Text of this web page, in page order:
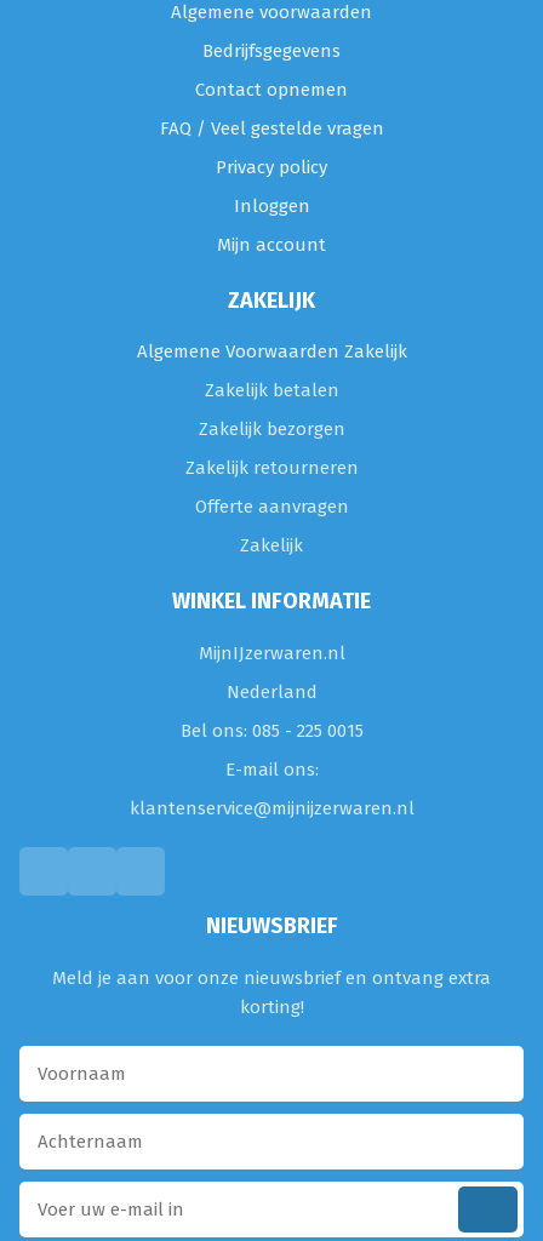
Algemene voorwaarden
Bedrijfsgegevens
Contact opnemen
FAQ / Veel gestelde vragen
Privacy policy
Inloggen
Mijn account
ZAKELIJK
Algemene Voorwaarden Zakelijk
Zakelijk betalen
Zakelijk bezorgen
Zakelijk retourneren
Offerte aanvragen
Zakelijk
WINKEL INFORMATIE
MijnIJzerwaren.nl
Nederland
Bel ons: 085 - 225 0015
E-mail ons:
klantenservice@mijnijzerwaren.nl
NIEUWSBRIEF
Meld je aan voor onze nieuwsbrief en ontvang extra
korting!